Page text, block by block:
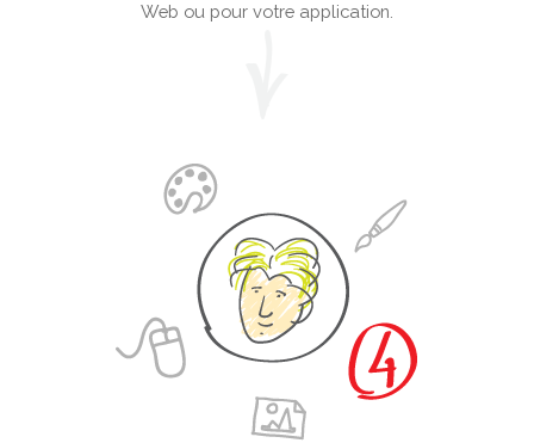
Web ou pour votre application.